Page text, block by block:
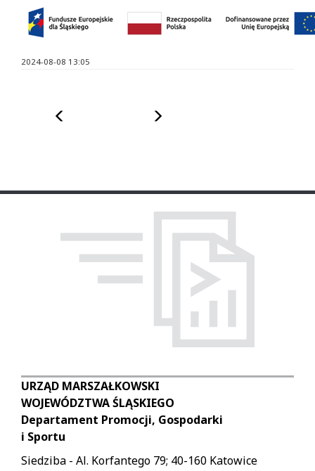
2024-08-08 13:05
URZĄD MARSZAŁKOWSKI
WOJEWÓDZTWA ŚLĄSKIEGO
Departament Promocji, Gospodarki
i Sportu
Siedziba - Al. Korfantego 79; 40-160 Katowice